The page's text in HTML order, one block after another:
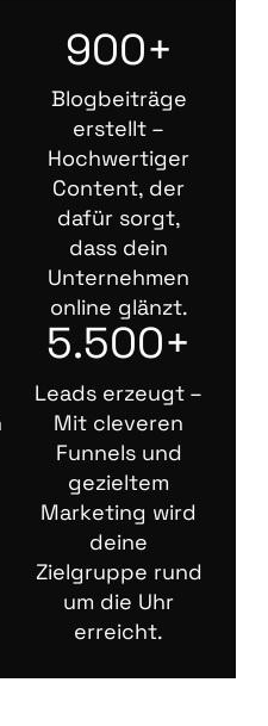
900+
Blogbeiträge
erstellt –
Hochwertiger
Content, der
dafür sorgt,
dass dein
Unternehmen
online glänzt.
5.500+
Leads erzeugt –
Mit cleveren
Funnels und
gezieltem
Marketing wird
deine
Zielgruppe rund
um die Uhr
erreicht.